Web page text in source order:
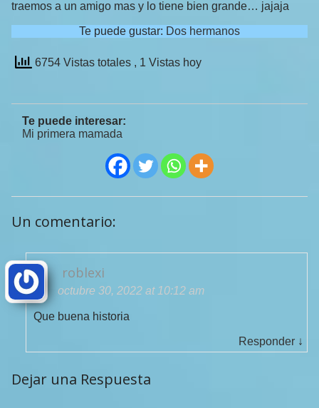
traemos a un amigo mas y lo tiene bien grande… jajaja
Te puede gustar: Dos hermanos
6754 Vistas totales , 1 Vistas hoy
Te puede interesar:
Mi primera mamada
Un comentario:
roblexi
octubre 30, 2022 at 10:12 am
Que buena historia
Responder ↓
Dejar una Respuesta